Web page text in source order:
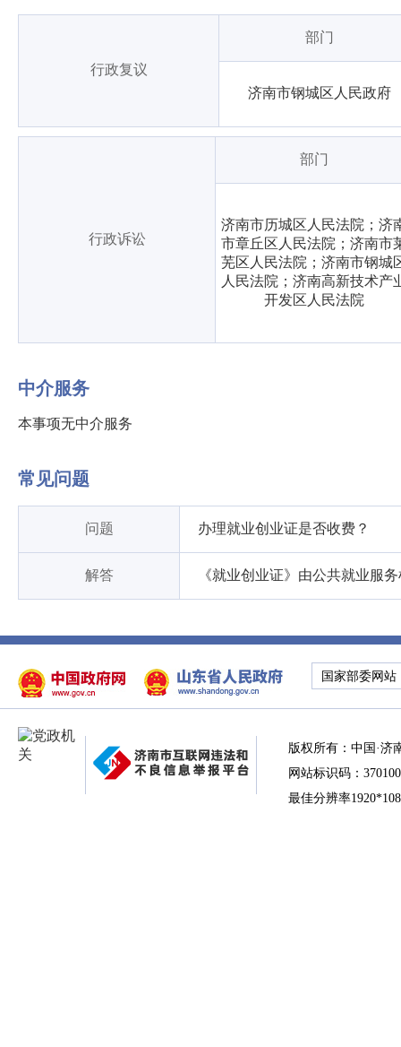
行政复议
部门
济南市钢城区人民政府
行政诉讼
部门
济南市历城区人民法院；济
市章丘区人民法院；济南市
芜区人民法院；济南市钢城
人民法院；济南高新技术产
开发区人民法院
中介服务
本事项无中介服务
常见问题
问题 办理就业创业证是否收费？
解答 《就业创业证》由公共就业服
国家部委网站
版权所有：中国·济
网站标识码：
最佳分辨率